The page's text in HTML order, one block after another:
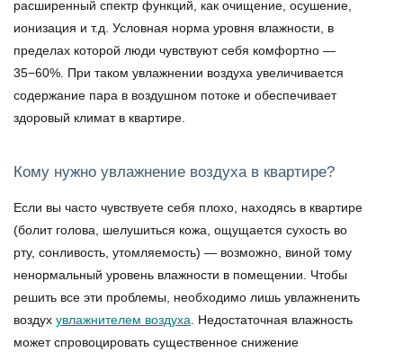
расширенный спектр функций, как очищение, осушение,
ионизация и т.д. Условная норма уровня влажности, в
пределах которой люди чувствуют себя комфортно —
35−60%. При таком увлажнении воздуха увеличивается
содержание пара в воздушном потоке и обеспечивает
здоровый климат в квартире.
Кому нужно увлажнение воздуха в квартире?
Если вы часто чувствуете себя плохо, находясь в квартире
(болит голова, шелушиться кожа, ощущается сухость во
рту, сонливость, утомляемость) — возможно, виной тому
ненормальный уровень влажности в помещении. Чтобы
решить все эти проблемы, необходимо лишь увлажненить
воздух увлажнителем воздуха . Недостаточная влажность
может спровоцировать существенное снижение